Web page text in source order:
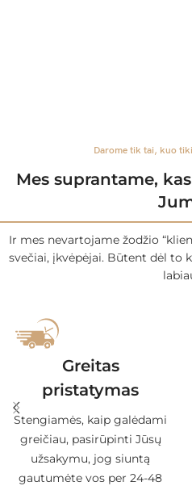
Darome tik tai, kuo
Mes suprantame,
Ir mes nevartojame žodžio
svečiai, įkvėpėjai. Būtent dėl to
Greitas
pristatymas
Stengiamės, kaip galėdami
greičiau, pasirūpinti Jūsų
užsakymu, jog siuntą
gautumėte vos per 24-48